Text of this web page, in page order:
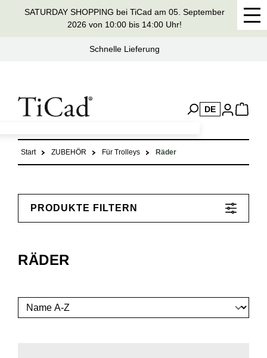
springen
SATURDAY SHOPPING bei TiCad am 05. September
2026 von 10:00 bis 14:00 Uhr!
Schnelle Lieferung
DE
Start ZUBEHÖR Für Trolleys Räder
PRODUKTE FILTERN
RÄDER